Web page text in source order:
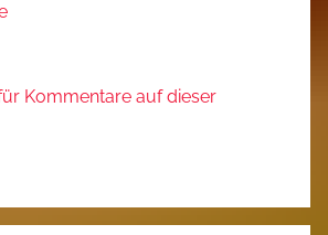
Kommentare auf dieser